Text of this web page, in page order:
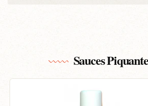
Sauces